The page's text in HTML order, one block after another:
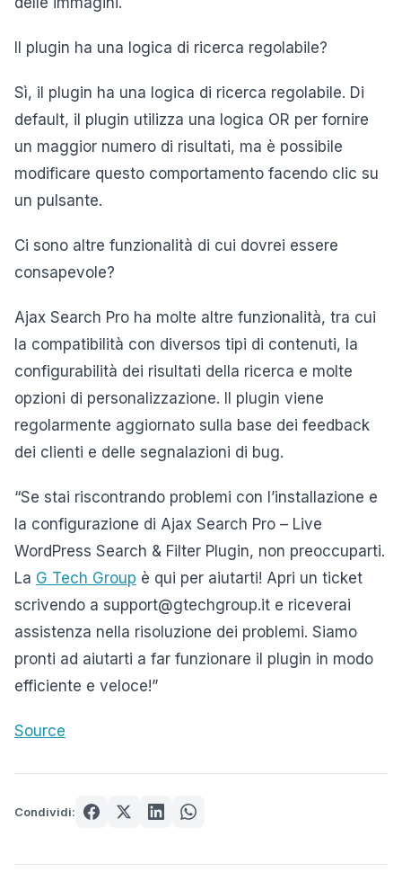
Il plugin ha una logica di ricerca regolabile?
Sì, il plugin ha una logica di ricerca regolabile. Di
default, il plugin utilizza una logica OR per fornire
un maggior numero di risultati, ma è possibile
modificare questo comportamento facendo clic su
un pulsante.
Ci sono altre funzionalità di cui dovrei essere
consapevole?
Ajax Search Pro ha molte altre funzionalità, tra cui
la compatibilità con diversos tipi di contenuti, la
configurabilità dei risultati della ricerca e molte
opzioni di personalizzazione. Il plugin viene
regolarmente aggiornato sulla base dei feedback
dei clienti e delle segnalazioni di bug.
“Se stai riscontrando problemi con l’installazione e
la configurazione di Ajax Search Pro – Live
WordPress Search & Filter Plugin, non preoccuparti.
La G Tech Group è qui per aiutarti! Apri un ticket
scrivendo a support@gtechgroup.it e riceverai
assistenza nella risoluzione dei problemi. Siamo
pronti ad aiutarti a far funzionare il plugin in modo
efficiente e veloce!”
Source
Condividi: